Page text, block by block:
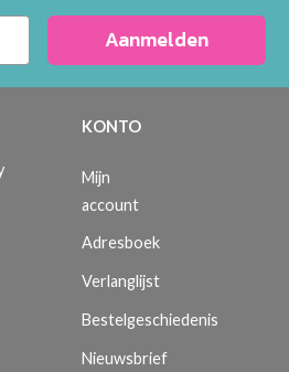
Aanmelden
KONTO
Mijn
account
Adresboek
Verlanglijst
Bestelgeschiedenis
Nieuwsbrief